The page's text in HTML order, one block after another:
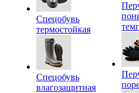
Спецобувь
термостойкая
Спецобувь
влагозащитная